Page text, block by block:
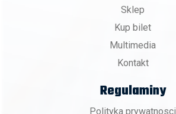
Sklep
Kup bilet
Multimedia
Kontakt
Regulaminy
Polityka prywatnosci